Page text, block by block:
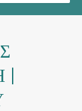
|